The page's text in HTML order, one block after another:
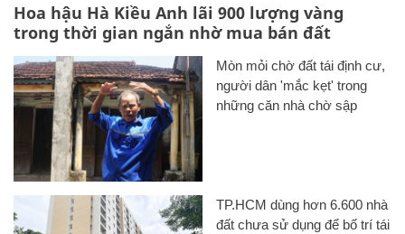
Hoa hậu Hà Kiều Anh lãi 900 lượng vàng
trong thời gian ngắn nhờ mua bán đất
Mòn mỏi chờ đất tái định cư,
người dân 'mắc kẹt' trong
những căn nhà chờ sập
TP.HCM dùng hơn 6.600 nhà
đất chưa sử dụng để bố trí tái